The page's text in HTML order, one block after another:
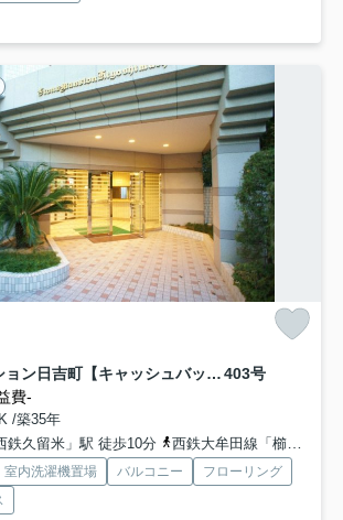
ライオンズマンション日吉町【キャッシュバック対象】 403号
費-
/築35年
鉄久留米」駅 徒歩10分
西鉄大牟田線「櫛原」駅 徒歩15分
室内洗濯機置場 バルコニー
フローリング